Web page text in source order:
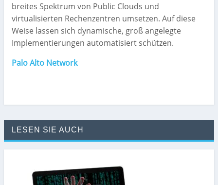
breites Spektrum von Public Clouds und
virtualisierten Rechenzentren umsetzen. Auf diese
Weise lassen sich dynamische, groß angelegte
Implementierungen automatisiert schützen.
Palo Alto Network
LESEN SIE AUCH